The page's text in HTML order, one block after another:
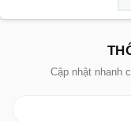
Cập nhật nhanh